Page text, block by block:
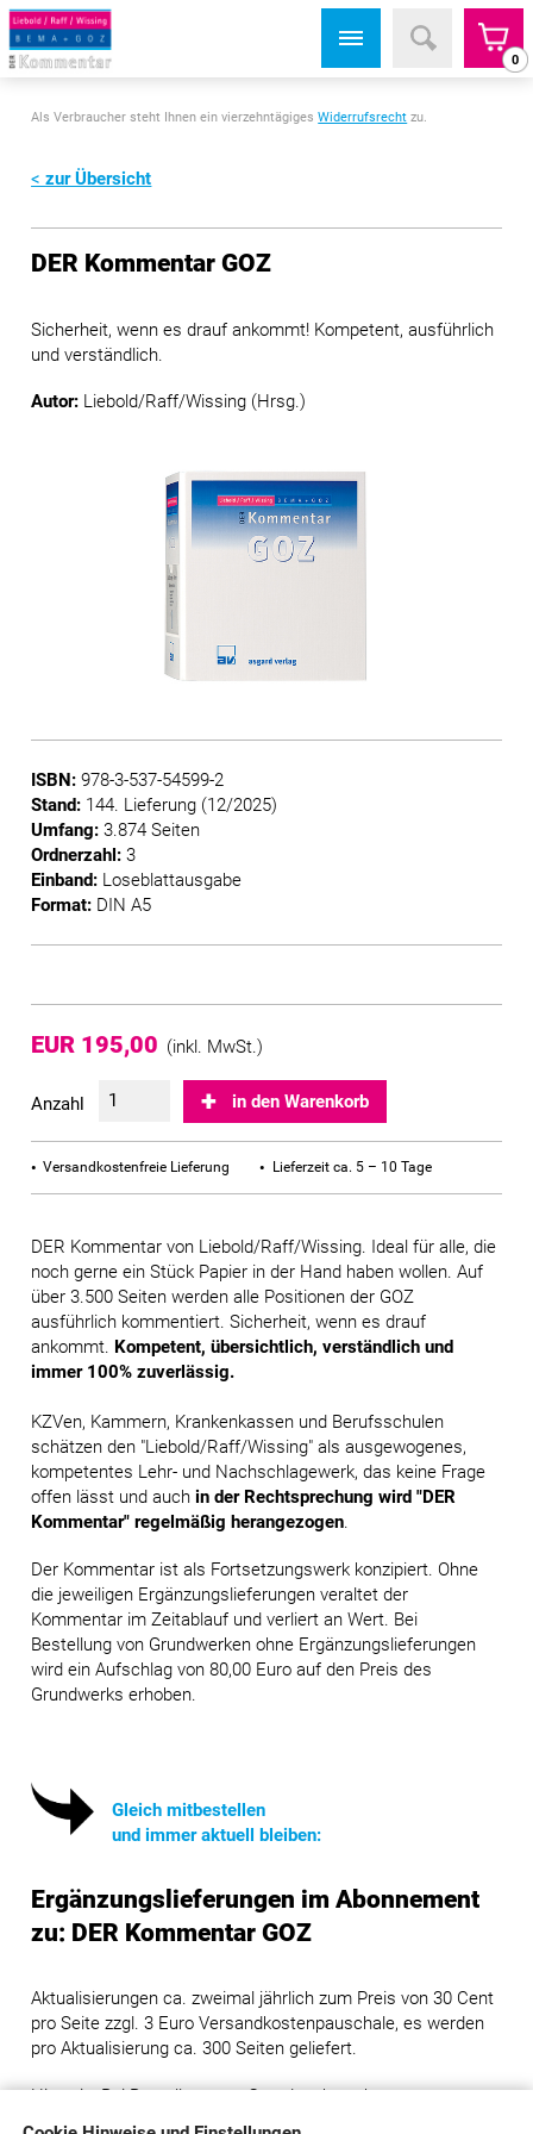
0
Als Verbraucher steht Ihnen ein vierzehntägigesWiderrufsrecht zu.
zur Übersicht
DER Kommentar GOZ
Sicherheit, wenn es drauf ankommt! Kompetent, ausführlich
und verständlich.
Autor: Liebold/Raff/Wissing (Hrsg.)
ISBN: 978-3-537-54599-2
Stand: 144. Lieferung (12/2025)
Umfang: 3.874 Seiten
Ordnerzahl: 3
Einband: Loseblattausgabe
Format: DIN A5
EUR 195,00 (inkl. MwSt.)
Anzahl in den Warenkorb
Versandkostenfreie Lieferung Lieferzeit ca. 5 – 10 Tage
DER Kommentar von Liebold/Raff/Wissing. Ideal für alle, die
noch gerne ein Stück Papier in der Hand haben wollen. Auf
über 3.500 Seiten werden alle Positionen der GOZ
ausführlich kommentiert. Sicherheit, wenn es drauf
ankommt. Kompetent, übersichtlich, verständlich und
immer 100% zuverlässig.
KZVen, Kammern, Krankenkassen und Berufsschulen
schätzen den "Liebold/Raff/Wissing" als ausgewogenes,
kompetentes Lehr- und Nachschlagewerk, das keine Frage
offen lässt und auch in der Rechtsprechung wird "DER
Kommentar" regelmäßig herangezogen.
Der Kommentar ist als Fortsetzungswerk konzipiert. Ohne
die jeweiligen Ergänzungslieferungen veraltet der
Kommentar im Zeitablauf und verliert an Wert. Bei
Bestellung von Grundwerken ohne Ergänzungslieferungen
wird ein Aufschlag von 80,00 Euro auf den Preis des
Grundwerks erhoben.
Gleich mitbestellen
und immer aktuell bleiben:
Ergänzungslieferungen im Abonnement
zu: DER Kommentar GOZ
Aktualisierungen ca. zweimal jährlich zum Preis von 30 Cent
pro Seite zzgl. 3 Euro Versandkostenpauschale, es werden
pro Aktualisierung ca. 300 Seiten geliefert.
Hinweis: Bei Bestellung von Grundwerken ohne
Ergänzungslieferungen wird ein Aufschlag von 80,00 Euro